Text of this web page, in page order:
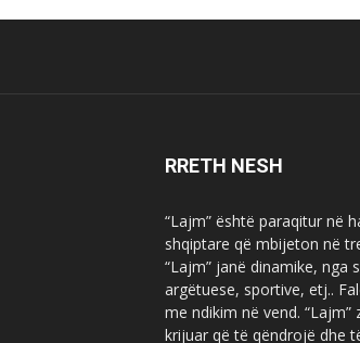
RRETH NESH
“Lajm” është paraqitur në
shqiptare që mbijeton në
“Lajm” janë dinamike,
argëtuese, sportive, etj..
me ndikim në vend.
krijuar që të qëndrojë dhe